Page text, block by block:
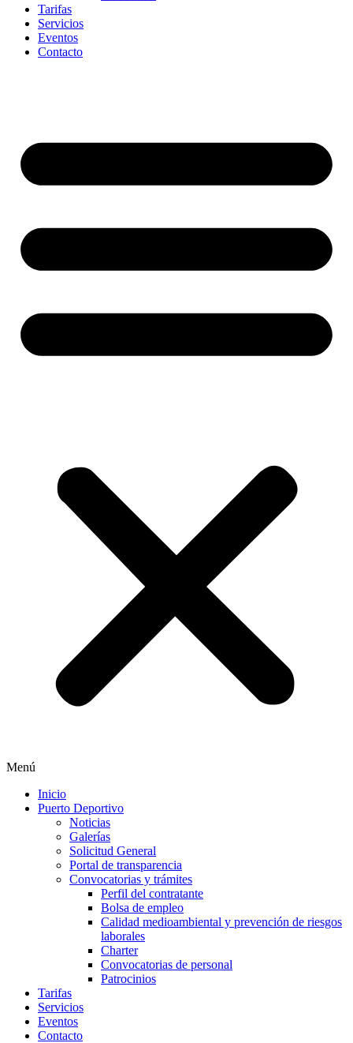
Tarifas
Servicios
Eventos
Contacto
Menú
Inicio
Puerto Deportivo
Noticias
Galerías
Solicitud General
Portal de transparencia
Convocatorias y trámites
Perfil del contratante
Bolsa de empleo
Calidad medioambiental y prevención de riesgos
laborales
Charter
Convocatorias de personal
Patrocinios
Tarifas
Servicios
Eventos
Contacto